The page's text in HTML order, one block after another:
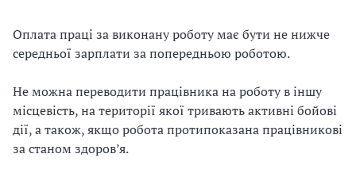
Оплата праці за виконану роботу має бути не нижче
середньої зарплати за попередньою роботою.
Не можна переводити працівника на роботу в іншу
місцевість, на території якої тривають активні бойові
дії, а також, якщо робота протипоказана працівникові
за станом здоров’я.